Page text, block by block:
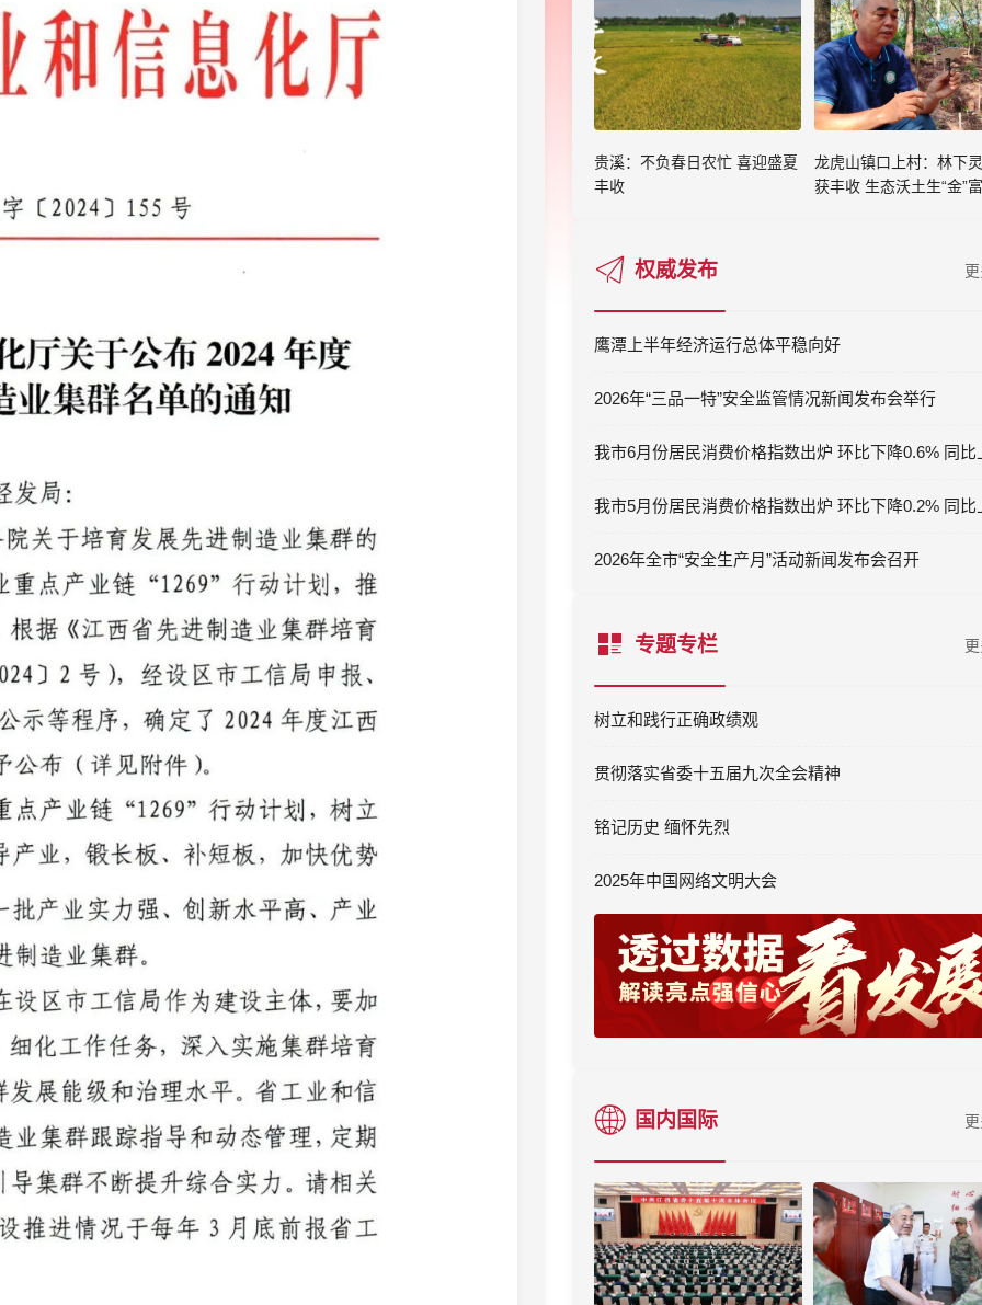
贵溪：不负春日农忙 喜迎盛夏
丰收
龙虎山镇口上村：林下
获丰收 生态沃土生“金”
权威发布
鹰潭上半年经济运行总体平稳向好
2026年“三品一特”安全监管情况新闻发布会举行
2026年全市“安全生产月”活动新闻发布会召开
专题专栏
树立和践行正确政绩观
贯彻落实省委十五届九次全会精神
铭记历史 缅怀先烈
2025年中国网络文明大会
国内国际